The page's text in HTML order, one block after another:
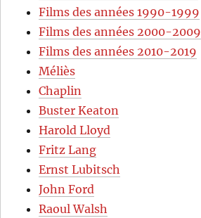
Films des années 1990-1999
Films des années 2000-2009
Films des années 2010-2019
Méliès
Chaplin
Buster Keaton
Harold Lloyd
Fritz Lang
Ernst Lubitsch
John Ford
Raoul Walsh